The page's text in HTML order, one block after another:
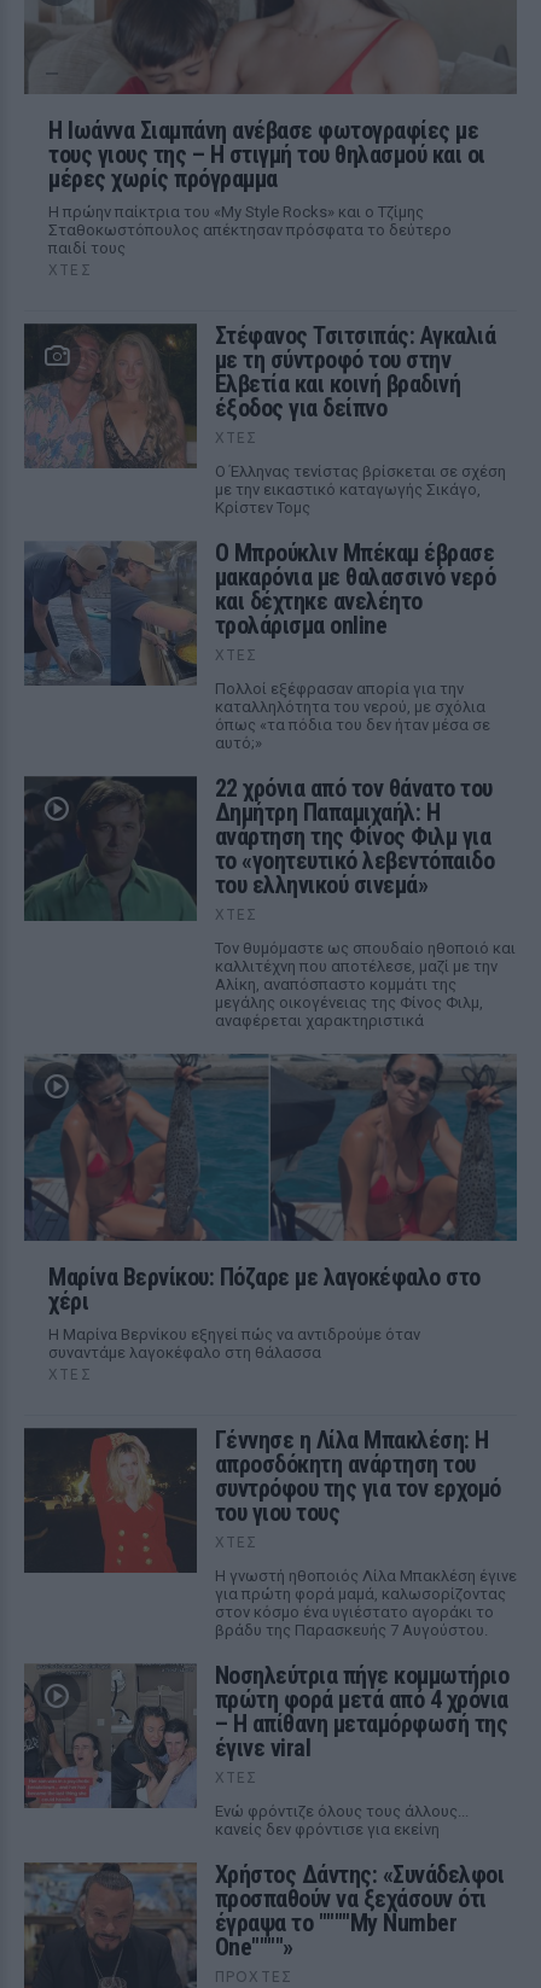
H Ιωάννα Σιαμπάνη ανέβασε φωτογραφίες με
τους γιους της – Η στιγμή του θηλασμού και οι
μέρες χωρίς πρόγραμμα
Η πρώην παίκτρια του «My Style Rocks» και ο Τζίμης
Σταθοκωστόπουλος απέκτησαν πρόσφατα το δεύτερο
παιδί τους
ΧΤΕΣ
Στέφανος Τσιτσιπάς: Αγκαλιά
με τη σύντροφό του στην
Ελβετία και κοινή βραδινή
έξοδος για δείπνο
ΧΤΕΣ
Ο Έλληνας τενίστας βρίσκεται σε σχέση
με την εικαστικό καταγωγής Σικάγο,
Κρίστεν Τομς
Ο Μπρούκλιν Μπέκαμ έβρασε
μακαρόνια με θαλασσινό νερό
και δέχτηκε ανελέητο
τρολάρισμα online
ΧΤΕΣ
Πολλοί εξέφρασαν απορία για την
καταλληλότητα του νερού, με σχόλια
όπως «τα πόδια του δεν ήταν μέσα σε
αυτό;»
22 χρόνια από τον θάνατο του
Δημήτρη Παπαμιχαήλ: Η
ανάρτηση της Φίνος Φιλμ για
το «γοητευτικό λεβεντόπαιδο
του ελληνικού σινεμά»
ΧΤΕΣ
Τον θυμόμαστε ως σπουδαίο ηθοποιό και
καλλιτέχνη που αποτέλεσε, μαζί με την
Αλίκη, αναπόσπαστο κομμάτι της
μεγάλης οικογένειας της Φίνος Φιλμ,
αναφέρεται χαρακτηριστικά
Μαρίνα Βερνίκου: Πόζαρε με λαγοκέφαλο στο
χέρι
Η Μαρίνα Βερνίκου εξηγεί πώς να αντιδρούμε όταν
συναντάμε λαγοκέφαλο στη θάλασσα
ΧΤΕΣ
Γέννησε η Λίλα Μπακλέση: Η
απροσδόκητη ανάρτηση του
συντρόφου της για τον ερχομό
του γιου τους
ΧΤΕΣ
Η γνωστή ηθοποιός Λίλα Μπακλέση έγινε
για πρώτη φορά μαμά, καλωσορίζοντας
στον κόσμο ένα υγιέστατο αγοράκι το
βράδυ της Παρασκευής 7 Αυγούστου.
Νοσηλεύτρια πήγε κομμωτήριο
πρώτη φορά μετά από 4 χρόνια
– Η απίθανη μεταμόρφωσή της
έγινε viral
ΧΤΕΣ
Ενώ φρόντιζε όλους τους άλλους...
κανείς δεν φρόντισε για εκείνη
Χρήστος Δάντης: «Συνάδελφοι
προσπαθούν να ξεχάσουν ότι
έγραψα το """"My Number
One""""»
ΠΡΟΧΤΈΣ